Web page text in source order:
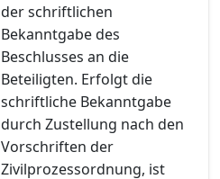
der schriftlichen
Bekanntgabe des
Beschlusses an die
Beteiligten. Erfolgt die
schriftliche Bekanntgabe
durch Zustellung nach den
Vorschriften der
Zivilprozessordnung, ist